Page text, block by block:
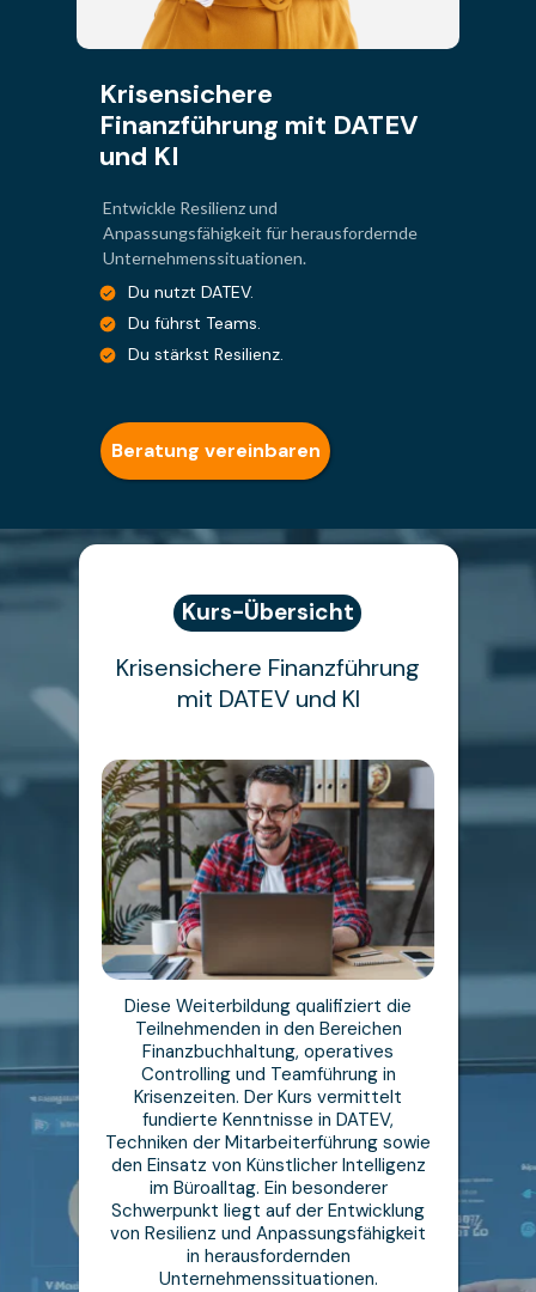
Krisensichere
Finanzführung mit DATEV
und KI
Beratung vereinbaren
Entwickle Resilienz und
Anpassungsfähigkeit für herausfordernde
Unternehmenssituationen.
Du nutzt DATEV.
Du führst Teams.
Du stärkst Resilienz.
Kurs-Übersicht
Krisensichere Finanzführung
mit DATEV und KI
Diese Weiterbildung qualifiziert die
Teilnehmenden in den Bereichen
Finanzbuchhaltung, operatives
Controlling und Teamführung in
Krisenzeiten. Der Kurs vermittelt
fundierte Kenntnisse in DATEV,
Techniken der Mitarbeiterführung sowie
den Einsatz von Künstlicher Intelligenz
im Büroalltag. Ein besonderer
Schwerpunkt liegt auf der Entwicklung
von Resilienz und Anpassungsfähigkeit
in herausfordernden
Unternehmenssituationen.